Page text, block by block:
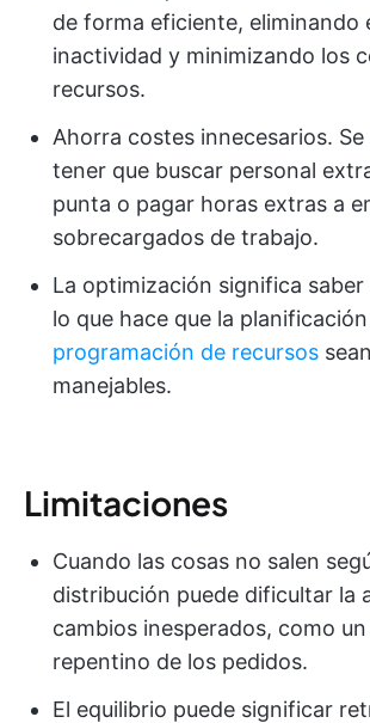
de forma eficiente, eliminando
inactividad y minimizando los
recursos.
Ahorra costes innecesarios. Se
tener que buscar personal
punta o pagar horas extras a
sobrecargados de trabajo.
La optimización significa saber
lo que hace que la
programación de recursos
manejables.
Limitaciones
Cuando las cosas no salen
distribución puede dificultar la
cambios inesperados, como
repentino de los pedidos.
El equilibrio puede significar